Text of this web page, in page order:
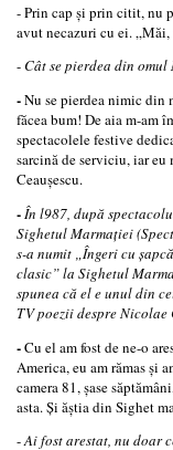
- Prin cap şi prin citit, nu
avut necazuri cu ei.
-Cât se pierdea din
-Nu se pierdea nimic din
făcea bum! De aia m­-am
spectacolele festive
sarcină de serviciu, iar
Ceauşescu.
-În l987, după
Sighetul Marmaţiei
s-a numit „Îngeri cu
clasic” la Sighetul
spunea că el e unul din
TV poezii despre Nicolae
-Cu el am fost de ne-­o
America, eu am rămas şi
camera 81, şase
asta. Şi ăştia din Sighet
-Ai fost arestat, nu doar